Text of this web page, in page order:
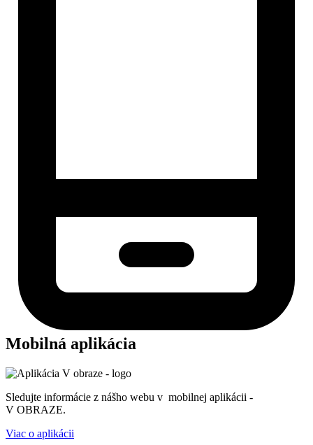
Mobilná aplikácia
Sledujte informácie z nášho webu v mobilnej aplikácii -
V OBRAZE.
Viac o aplikácii